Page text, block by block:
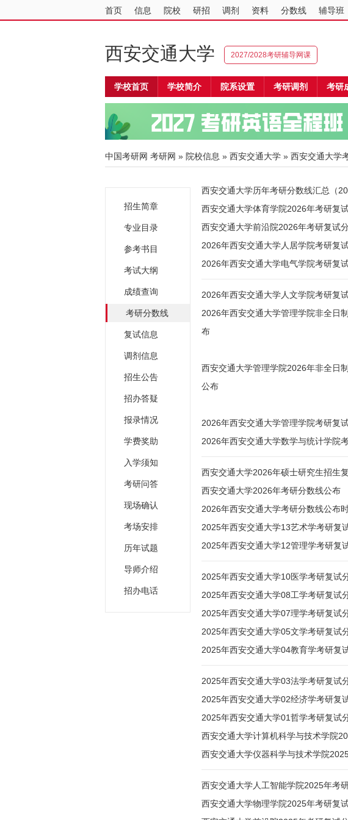
首页 信息 院校 研招 调剂 资料 分数线 辅导班
西安交通大学 2027/2028考研辅导网课
学校首页 学校简介 院系设置 考研调剂 考研
中国考研网 考研网 » 院校信息 » 西安交通大学 » 西安交通大学
招生简章
专业目录
参考书目
考试大纲
成绩查询
考研分数线
复试信息
调剂信息
招生公告
招办答疑
报录情况
学费奖助
入学须知
考研问答
现场确认
考场安排
历年试题
导师介绍
招办电话
西安交通大学历年考研分数线汇总（
西安交通大学体育学院2026年考研复
西安交通大学前沿院2026年考研复试
2026年西安交通大学人居学院考研复
2026年西安交通大学电气学院考研复
2026年西安交通大学人文学院考研复
2026年西安交通大学管理学院非全日
布
西安交通大学管理学院2026年非全日
公布
2026年西安交通大学管理学院考研复
2026年西安交通大学数学与统计学院
西安交通大学2026年硕士研究生招生
西安交通大学2026年考研分数线公布
2026年西安交通大学考研分数线公布
2025年西安交通大学13艺术学考研复
2025年西安交通大学12管理学考研复
2025年西安交通大学10医学考研复试
2025年西安交通大学08工学考研复试
2025年西安交通大学07理学考研复试
2025年西安交通大学05文学考研复试
2025年西安交通大学04教育学考研复
2025年西安交通大学03法学考研复试
2025年西安交通大学02经济学考研复
2025年西安交通大学01哲学考研复试
西安交通大学计算机科学与技术学院
西安交通大学仪器科学与技术学院
西安交通大学人工智能学院2025年考
西安交通大学物理学院2025年考研复